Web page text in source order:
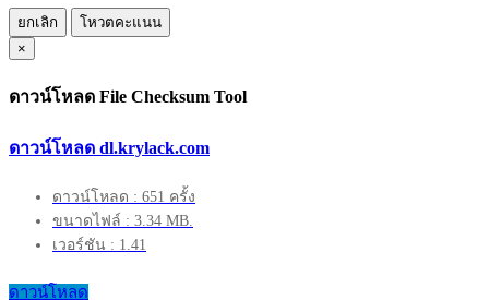
ยกเลิก
โหวตคะแนน
×
ดาวน์โหลด File Checksum Tool
ดาวน์โหลด dl.krylack.com
ดาวน์โหลด : 651 ครั้ง
ขนาดไฟล์ : 3.34 MB.
เวอร์ชัน : 1.41
ดาวน์โหลด